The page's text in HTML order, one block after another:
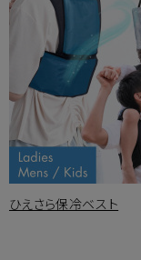
ひえさら保冷ベスト